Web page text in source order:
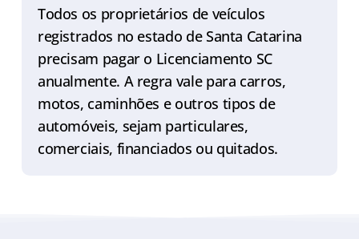
Todos os proprietários de veículos
registrados no estado de Santa Catarina
precisam pagar o Licenciamento SC
anualmente. A regra vale para carros,
motos, caminhões e outros tipos de
automóveis, sejam particulares,
comerciais, financiados ou quitados.